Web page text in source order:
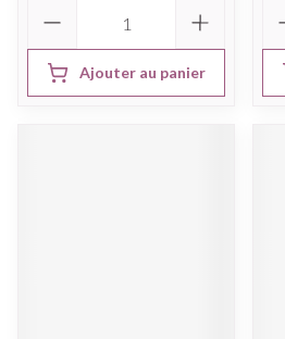
Ajouter au panier